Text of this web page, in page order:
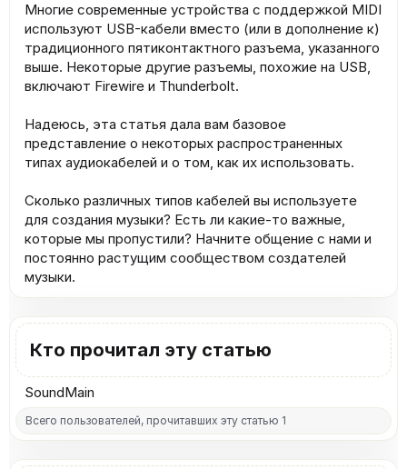
Многие современные устройства с поддержкой MIDI
используют USB-кабели вместо (или в дополнение к)
традиционного пятиконтактного разъема, указанного
выше. Некоторые другие разъемы, похожие на USB,
включают Firewire и Thunderbolt.
Надеюсь, эта статья дала вам базовое
представление о некоторых распространенных
типах аудиокабелей и о том, как их использовать.
Сколько различных типов кабелей вы используете
для создания музыки? Есть ли какие-то важные,
которые мы пропустили? Начните общение с нами и
постоянно растущим сообществом создателей
музыки.
Кто прочитал эту статью
SoundMain
Всего пользователей, прочитавших эту статью 1